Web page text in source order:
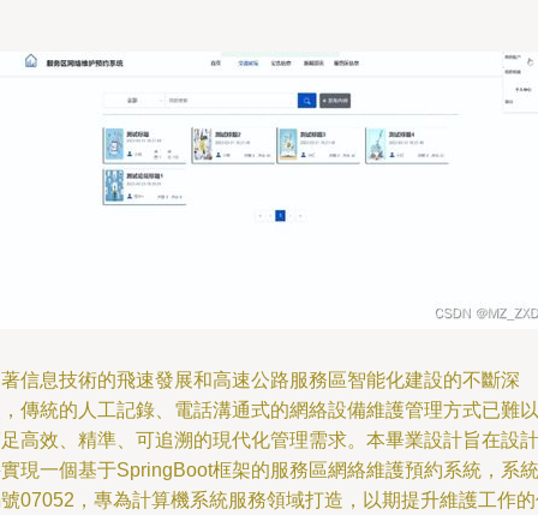
信息技術的飛速發展和高速公路服務區智能化建設的不斷深
傳統的人工記錄、電話溝通式的網絡設備維護管理方式已難以
高效、精準、可追溯的現代化管理需求。本畢業設計旨在設計
現一個基于SpringBoot框架的服務區網絡維護預約系統，系統
07052，專為計算機系統服務領域打造，以期提升維護工作